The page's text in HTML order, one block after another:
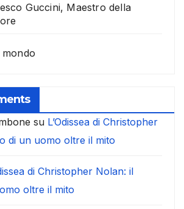
Guccini, Maestro della
su L’Odissea di Christopher
di un uomo oltre il mito
di Christopher Nolan: il
oltre il mito